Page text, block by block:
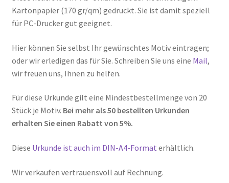
Kartonpapier (170 gr/qm) gedruckt. Sie ist damit speziell
für PC-Drucker gut geeignet.
Hier können Sie selbst Ihr gewünschtes Motiv eintragen;
oder wir erledigen das für Sie. Schreiben Sie uns eine Mail,
wir freuen uns, Ihnen zu helfen.
Für diese Urkunde gilt eine Mindestbestellmenge von 20
Stück je Motiv. Bei mehr als 50 bestellten Urkunden
erhalten Sie einen Rabatt von 5%.
Diese Urkunde ist auch im DIN-A4-Format erhältlich.
Wir verkaufen vertrauensvoll auf Rechnung.